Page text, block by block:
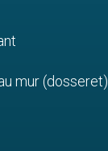
mur (dosseret)